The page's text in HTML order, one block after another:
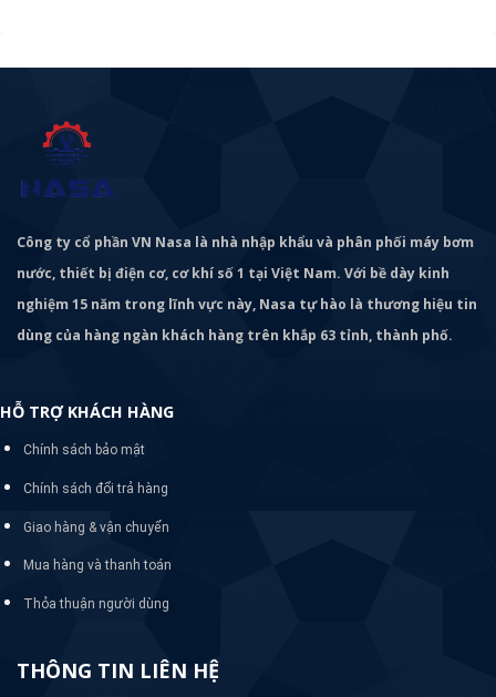
Công ty cổ phần VN Nasa là nhà nhập khẩu và phân phối máy bơm
nước, thiết bị điện cơ, cơ khí số 1 tại Việt Nam. Với bề dày kinh
nghiệm 15 năm trong lĩnh vực này, Nasa tự hào là thương hiệu tin
dùng của hàng ngàn khách hàng trên khắp 63 tỉnh, thành phố.
HỖ TRỢ KHÁCH HÀNG
Chính sách bảo mật
Chính sách đổi trả hàng
Giao hàng & vận chuyển
Mua hàng và thanh toán
Thỏa thuận người dùng
THÔNG TIN LIÊN HỆ